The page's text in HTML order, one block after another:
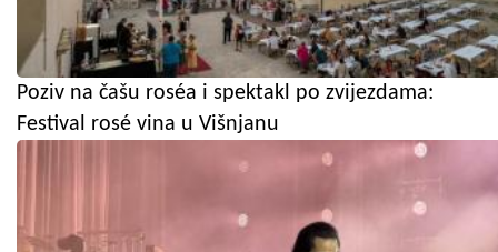
Poziv na čašu roséa i spektakl po zvijezdama:
Festival rosé vina u Višnjanu